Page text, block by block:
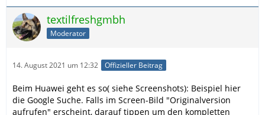
textilfreshgmbh
Moderator
14. August 2021 um 12:32 Offizieller Beitrag
Beim Huawei geht es so( siehe Screenshots): Beispiel hier
die Google Suche. Falls im Screen-Bild "Originalversion
aufrufen" erscheint, darauf tippen um den kompletten